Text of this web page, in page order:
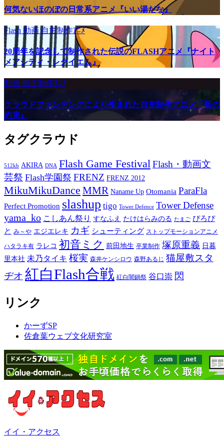
何気ないほのぼの日常系アニメ『いい湯だな』
Flash 動画自主制作ｱﾆﾒ
20周年を記念して制作された伝説のFLASHアニメ『ナイト
メアシティ・レクイエム』
動画 自主制作ｱﾆﾒ
クラウドファンデングにより生まれた自主制作アニメ『藍の
約束』
タグクラウド
512kb AKIRA DNA Flash Game Festival Flash・動画文
芸祭 Flash学園祭 FRENZ FRENZ 2012
MikuMikuDance MMR Naname Up Otomania ParaFla
Perfect Promotion slashup tigo Tower Defence Tower Defense
yama_ko こしあん祭り すなふえ たけはらみのる たまご ぴろぴ
と み～や エジエレキ カギ シューティング ストップモーションアニメ
ハタラキ有 ラレコ 初音ミク 前田地生 卒業制作 塚原重義 日暮
里本社 未乃タイキ 桜実 森井ケンシロウ 森野あるじ 猫屋敷スタ
ヂオ 紅白Flash合戦 紅白闇鍋祭 谷口崇 閃
リンク
かーずSP
佐倉葉ウェブ文化研究室
イイ・アクセス